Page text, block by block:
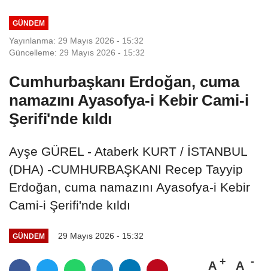
GÜNDEM
Yayınlanma: 29 Mayıs 2026 - 15:32
Güncelleme: 29 Mayıs 2026 - 15:32
Cumhurbaşkanı Erdoğan, cuma
namazını Ayasofya-i Kebir Cami-i
Şerifi'nde kıldı
Ayşe GÜREL - Ataberk KURT / İSTANBUL
(DHA) -CUMHURBAŞKANI Recep Tayyip
Erdoğan, cuma namazını Ayasofya-i Kebir
Cami-i Şerifi'nde kıldı
GÜNDEM 29 Mayıs 2026 - 15:32
A A